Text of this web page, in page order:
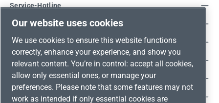
Service-Hotline
Unsere Vorteile
Versandarten
Zahlungsarten
Adresse
Umweltschutz & Partnerschaft
Our website uses cookies
We use cookies to ensure this website functions
correctly, enhance your experience, and show you
relevant content. You’re in control: accept all cookies,
allow only essential ones, or manage your
preferences. Please note that some features may not
work as intended if only essential cookies are